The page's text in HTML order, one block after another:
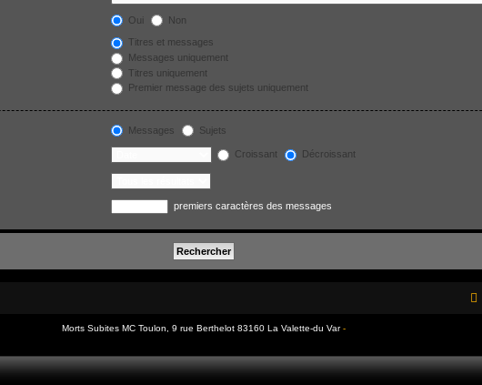
Oui Non
Titres et messages
Messages uniquement
Titres uniquement
Premier message des sujets uniquement
Messages Sujets
Croissant Décroissant
premiers caractères des messages
Morts Subites MC Toulon, 9 rue Berthelot 83160 La Valette-du Var-